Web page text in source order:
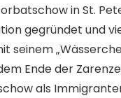
in St.
gegründet und
seinem
Ende der
als